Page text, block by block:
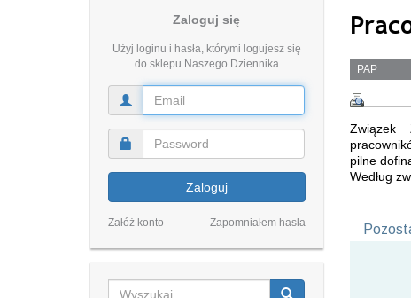
Zaloguj się
Użyj loginu i hasła, którymi logujesz się
do sklepu Naszego Dziennika
Zaloguj
Załóż konto Zapomniałem hasła
PAP
Związek
pilne
Według